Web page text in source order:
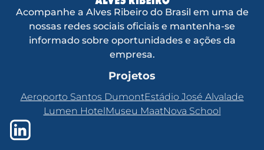
Acompanhe a Alves Ribeiro do Brasil em uma de
nossas redes sociais oficiais e mantenha-se
informado sobre oportunidades e ações da
empresa.
Projetos
Aeroporto Santos DumontEstádio José Alvalade
Lumen HotelMuseu MaatNova School